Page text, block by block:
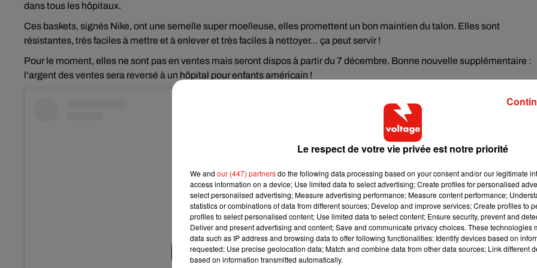
dans tous les hôpitaux.
Ces baskets, signés Nike, ont une semelle super moelleuse, elles promettent un bon maintien du talon. Elles sont
résistantes, très faciles à mettre et à enlever et très faciles à nettoyer… ça peut servir !
Pour le moment, elles ne sont pas en ventes mais seront dispos à partir du 7 décembre. Bonne nouvelle supplémentaire :
l’argent des ventes sera reversé à un hôpital pour enfants américain !
Le respect de votre vie privée est notre priorité
We and our (447) partnersdo the following data processing based on your consent and/or our legitimate
access information on a device; Use limited data to select advertising; Create profiles for personalised
select personalised advertising; Measure advertising performance; Measure content performance;
statistics or combinations of data from different sources; Develop and improve services; Create profiles to
profiles to select personalised content; Use limited data to select content; Ensure security, prevent and
Deliver and present advertising and content; Save and communicate privacy choices. These technologies
data such as IP address and browsing data to offer following functionalities: Identify devices based on
requested; Use precise geolocation data; Match and combine data from other data sources; Link different
based on information transmitted automatically.